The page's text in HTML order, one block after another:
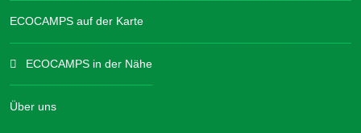
ECOCAMPS auf der Karte
ECOCAMPS in der Nähe
Über uns